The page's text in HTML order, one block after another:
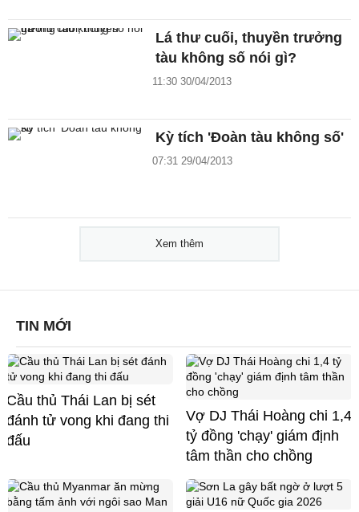
Lá thư cuối, thuyền trưởng
tàu không số nói gì?
11:30 30/04/2013
Kỳ tích 'Đoàn tàu không số'
07:31 29/04/2013
Xem thêm
TIN MỚI
Cầu thủ Thái Lan bị sét
đánh tử vong khi đang thi
đấu
Vợ DJ Thái Hoàng chi 1,4
tỷ đồng 'chạy' giám định
tâm thần cho chồng